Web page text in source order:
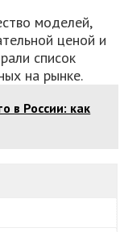
моделей,
ценой и
список
на рынке.
в России: как